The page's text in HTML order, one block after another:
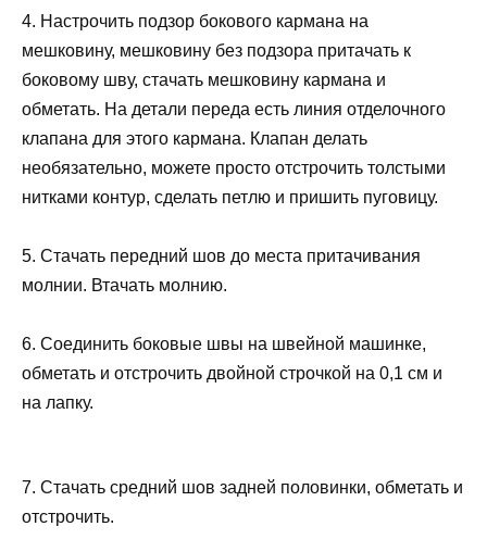
4. Настрочить подзор бокового кармана на
мешковину, мешковину без подзора притачать к
боковому шву, стачать мешковину кармана и
обметать. На детали переда есть линия отделочного
клапана для этого кармана. Клапан делать
необязательно, можете просто отстрочить толстыми
нитками контур, сделать петлю и пришить пуговицу.
5. Стачать передний шов до места притачивания
молнии. Втачать молнию.
6. Соединить боковые швы на швейной машинке,
обметать и отстрочить двойной строчкой на 0,1 см и
на лапку.
7. Стачать средний шов задней половинки, обметать и
отстрочить.